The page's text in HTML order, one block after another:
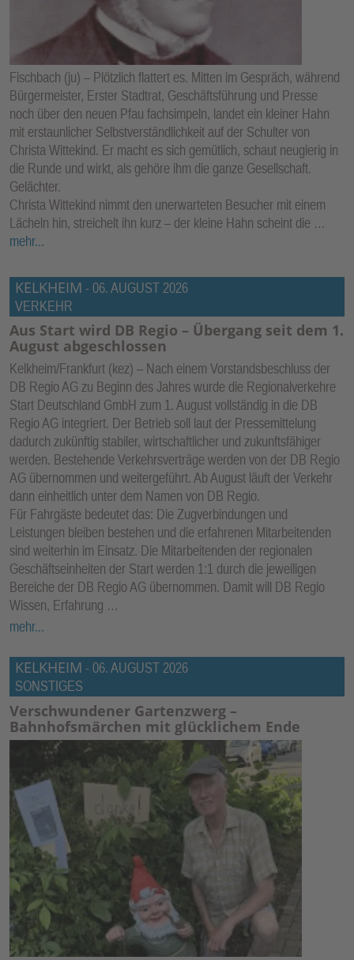
Fischbach (ju) – Plötzlich flattert es. Mitten im Gespräch, während
Bürgermeister, Erster Stadtrat, Geschäftsführung und Presse
noch über den neuen Pfau fachsimpeln, landet ein kleiner Hahn
mit erstaunlicher Selbstverständlichkeit auf der Schulter von
Christa Wittekind. Er macht es sich gemütlich, schaut neugierig in
die Runde und wirkt, als gehöre ihm die ganze Gesellschaft.
Gelächter.
Christa Wittekind nimmt den unerwarteten Besucher mit einem
Lächeln hin, streichelt ihn kurz – der kleine Hahn scheint die …
mehr...
KELKHEIM - 06. AUGUST 2026
VERKEHR
Aus Start wird DB Regio – Übergang seit dem 1.
August abgeschlossen
Kelkheim/Frankfurt (kez) – Nach einem Vorstandsbeschluss der
DB Regio AG zu Beginn des Jahres wurde die Regionalverkehre
Start Deutschland GmbH zum 1. August vollständig in die DB
Regio AG integriert. Der Betrieb soll laut der Pressemittelung
dadurch zukünftig stabiler, wirtschaftlicher und zukunftsfähiger
werden. Bestehende Verkehrsverträge werden von der DB Regio
AG übernommen und weitergeführt. Ab August läuft der Verkehr
dann einheitlich unter dem Namen von DB Regio.
Für Fahrgäste bedeutet das: Die Zugverbindungen und
Leistungen bleiben bestehen und die erfahrenen Mitarbeitenden
sind weiterhin im Einsatz. Die Mitarbeitenden der regionalen
Geschäftseinheiten der Start werden 1:1 durch die jeweiligen
Bereiche der DB Regio AG übernommen. Damit will DB Regio
Wissen, Erfahrung …
mehr...
KELKHEIM - 06. AUGUST 2026
SONSTIGES
Verschwundener Gartenzwerg –
Bahnhofsmärchen mit glücklichem Ende
E
N